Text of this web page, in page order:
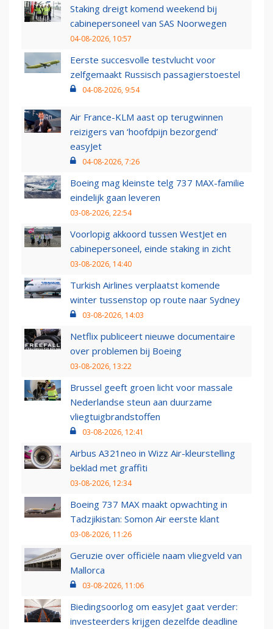
Staking dreigt komend weekend bij
cabinepersoneel van SAS Noorwegen
04-08-2026, 10:57
Eerste succesvolle testvlucht voor
zelfgemaakt Russisch passagierstoestel
04-08-2026, 9:54
Air France-KLM aast op terugwinnen
reizigers van ‘hoofdpijn bezorgend’
easyJet
04-08-2026, 7:26
Boeing mag kleinste telg 737 MAX-familie
eindelijk gaan leveren
03-08-2026, 22:54
Voorlopig akkoord tussen WestJet en
cabinepersoneel, einde staking in zicht
03-08-2026, 14:40
Turkish Airlines verplaatst komende
winter tussenstop op route naar Sydney
03-08-2026, 14:03
Netflix publiceert nieuwe documentaire
over problemen bij Boeing
03-08-2026, 13:22
Brussel geeft groen licht voor massale
Nederlandse steun aan duurzame
vliegtuigbrandstoffen
03-08-2026, 12:41
Airbus A321neo in Wizz Air-kleurstelling
beklad met graffiti
03-08-2026, 12:34
Boeing 737 MAX maakt opwachting in
Tadzjikistan: Somon Air eerste klant
03-08-2026, 11:26
Geruzie over officiële naam vliegveld van
Mallorca
03-08-2026, 11:06
Biedingsoorlog om easyJet gaat verder:
investeerders krijgen dezelfde deadline